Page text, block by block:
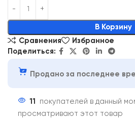
В Корзину
Alternative:
Сравнения
Избранное
Поделиться:
Продано за последнее
11
покупателей в данный
просматривают этот товар